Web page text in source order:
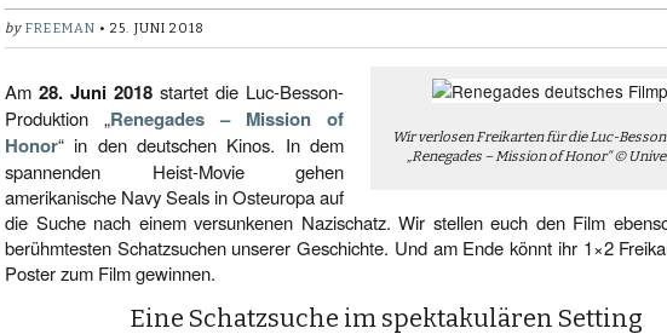
by FREEMAN • 25. JUNI 2018
Wir verlosen Freikarten für die Luc-
„Renegades – Mission of Honor“ ©
Am 28. Juni 2018 startet die Luc-Besson-
Produktion „Renegades – Mission of
Honor“ in den deutschen Kinos. In dem
spannenden Heist-Movie gehen
amerikanische Navy Seals in Osteuropa auf
die Suche nach einem versunkenen Nazischatz. Wir stellen euch den Film
berühmtesten Schatzsuchen unserer Geschichte. Und am Ende könnt ihr 1×2
Poster zum Film gewinnen.
Eine Schatzsuche im spektakulären Setting